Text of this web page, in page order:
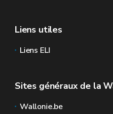
Liens utiles
Liens ELI
Sites généraux de la
Wallonie.be